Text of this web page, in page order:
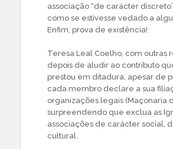
associação “de carácter
como se estivesse vedado a
Enfim, prova de existência!
Teresa Leal Coelho, com outras
depois de aludir ao contributo
prestou em ditadura, apesar de
cada membro declare a sua
organizações legais (Maçonaria
surpreendendo que exclua as
associações de carácter social,
cultural.